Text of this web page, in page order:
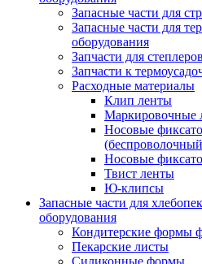
Запасные части для
Запасные части для
оборудования
Запчасти для степлеров
Запчасти к
Расходные материалы
Клип ленты
Маркировочные
Носовые
Носовые
Твист ленты
Ю-клипсы
Запасные части для
оборудования
Кондитерские формы
Пекарские листы
Силиконные формы